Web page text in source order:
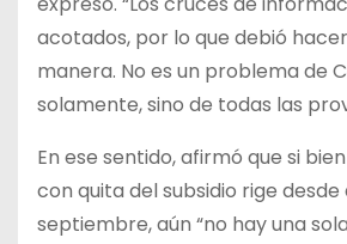
acotados, por lo que debió
manera. No es un problema de
solamente, sino de todas las
En ese sentido, afirmó que si
con quita del subsidio rige desde
septiembre, aún “no hay una